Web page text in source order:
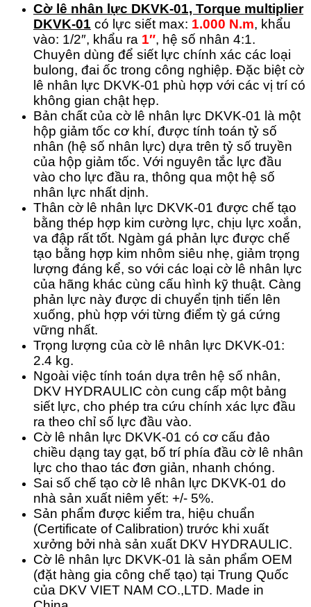
Cờ lê nhân lực DKVK-01, Torque multiplier
DKVK-01 có lực siết max: 1.000 N.m, khẩu
vào: 1/2″, khẩu ra 1″, hệ số nhân 4:1.
Chuyên dùng để siết lực chính xác các loại
bulong, đai ốc trong công nghiệp. Đặc biệt cờ
lê nhân lực DKVK-01 phù hợp với các vị trí có
không gian chật hẹp.
Bản chất của cờ lê nhân lực DKVK-01 là một
hộp giảm tốc cơ khí, được tính toán tỷ số
nhân (hệ số nhân lực) dựa trên tỷ số truyền
của hộp giảm tốc. Với nguyên tắc lực đầu
vào cho lực đầu ra, thông qua một hệ số
nhân lực nhất dịnh.
Thân cờ lê nhân lực DKVK-01 được chế tạo
bằng thép hợp kim cường lực, chịu lực xoắn,
va đập rất tốt. Ngàm gá phản lực được chế
tạo bằng hợp kim nhôm siêu nhẹ, giảm trọng
lượng đáng kể, so với các loại cờ lê nhân lực
của hãng khác cùng cấu hình kỹ thuật. Càng
phản lực này được di chuyển tịnh tiến lên
xuống, phù hợp với từng điểm tỳ gá cứng
vững nhất.
Trọng lượng của cờ lê nhân lực DKVK-01:
2.4 kg.
Ngoài việc tính toán dựa trên hệ số nhân,
DKV HYDRAULIC còn cung cấp một bảng
siết lực, cho phép tra cứu chính xác lực đầu
ra theo chỉ số lực đầu vào.
Cờ lê nhân lực DKVK-01 có cơ cấu đảo
chiều dạng tay gạt, bố trí phía đầu cờ lê nhân
lực cho thao tác đơn giản, nhanh chóng.
Sai số chế tạo cờ lê nhân lực DKVK-01 do
nhà sản xuất niêm yết: +/- 5%.
Sản phẩm được kiểm tra, hiệu chuẩn
(Certificate of Calibration) trước khi xuất
xưởng bởi nhà sản xuất DKV HYDRAULIC.
Cờ lê nhân lực DKVK-01 là sản phẩm OEM
(đặt hàng gia công chế tạo) tại Trung Quốc
của DKV VIET NAM CO.,LTD. Made in